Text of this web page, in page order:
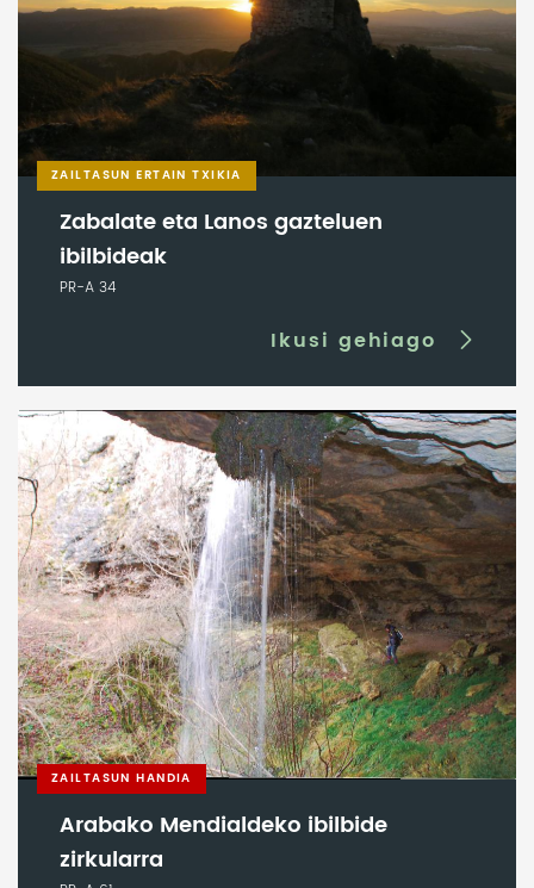
ZAILTASUN ERTAIN TXIKIA
Zabalate eta Lanos gazteluen
ibilbideak
PR-A 34
Ikusi gehiago
ZAILTASUN HANDIA
Arabako Mendialdeko ibilbide
zirkularra